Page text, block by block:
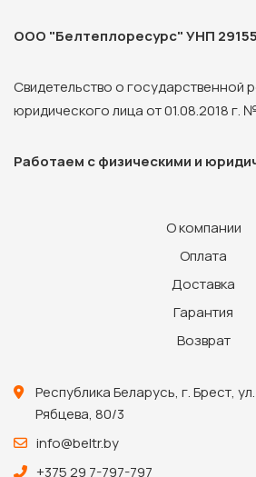
ООО "Белтеплоресурс" УНП
Свидетельство о государственной
юридического лица от 01.08.2018 г.
Работаем с физическими и
О компании
Оплата
Доставка
Гарантия
Возврат
Республика Беларусь, г. Брест,
Рябцева, 80/3
info@beltr.by
+375 29 7-797-797